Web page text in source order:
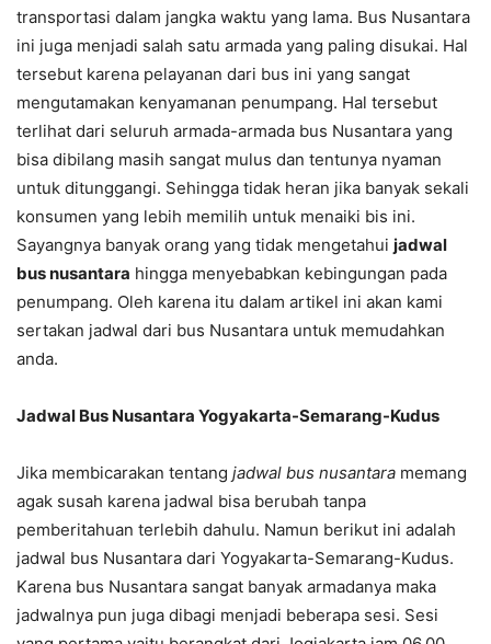
transportasi dalam jangka waktu yang lama. Bus Nusantara
ini juga menjadi salah satu armada yang paling disukai. Hal
tersebut karena pelayanan dari bus ini yang sangat
mengutamakan kenyamanan penumpang. Hal tersebut
terlihat dari seluruh armada-armada bus Nusantara yang
bisa dibilang masih sangat mulus dan tentunya nyaman
untuk ditunggangi. Sehingga tidak heran jika banyak sekali
konsumen yang lebih memilih untuk menaiki bis ini.
Sayangnya banyak orang yang tidak mengetahui jadwal
bus nusantara hingga menyebabkan kebingungan pada
penumpang. Oleh karena itu dalam artikel ini akan kami
sertakan jadwal dari bus Nusantara untuk memudahkan
anda.
Jadwal Bus Nusantara Yogyakarta-Semarang-Kudus
Jika membicarakan tentang jadwal bus nusantara memang
agak susah karena jadwal bisa berubah tanpa
pemberitahuan terlebih dahulu. Namun berikut ini adalah
jadwal bus Nusantara dari Yogyakarta-Semarang-Kudus.
Karena bus Nusantara sangat banyak armadanya maka
jadwalnya pun juga dibagi menjadi beberapa sesi. Sesi